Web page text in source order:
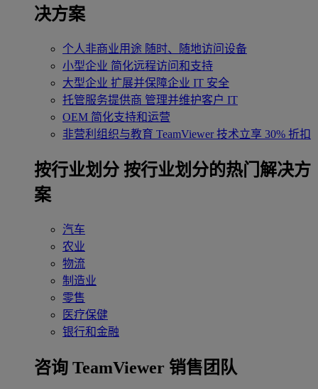
决方案
个人非商业用途 随时、随地访问设备
小型企业 简化远程访问和支持
大型企业 扩展并保障企业 IT 安全
托管服务提供商 管理并维护客户 IT
OEM 简化支持和运营
非营利组织与教育 TeamViewer 技术立享 30% 折扣
‌按行业划分 按行业划分的热门解决方
案
汽车
农业
物流
制造业
零售
医疗保健
银行和金融
咨询 TeamViewer 销售团队